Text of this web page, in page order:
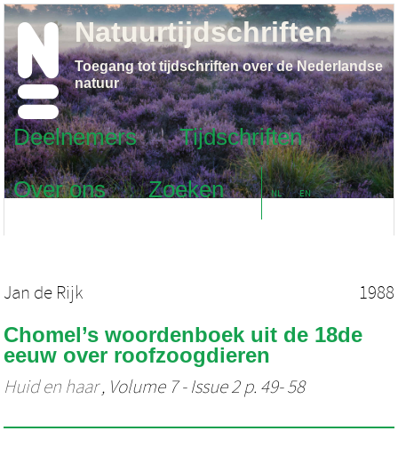
Deelnemers
Tijdschriften
Over ons
Zoeken NL EN
Natuurtijdschriften
Toegang tot tijdschriften over de Nederlandse
natuur
Jan de Rijk 1988
Chomel’s woordenboek uit de 18de
eeuw over roofzoogdieren
Huid en haar, Volume 7 - Issue 2 p. 49- 58